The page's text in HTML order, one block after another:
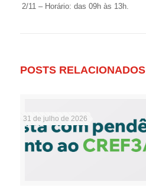
2/11 – Horário: das 09h às 13h.
POSTS RELACIONADOS
31 de julho de 2026